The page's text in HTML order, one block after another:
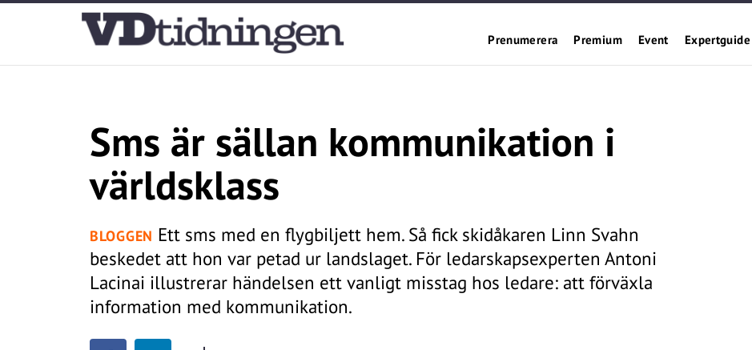
Prenumerera Premium Event Expertguide
Sms är sällan kommunikation i
världsklass
BLOGGEN Ett sms med en flygbiljett hem. Så fick skidåkaren Linn Svahn
beskedet att hon var petad ur landslaget. För ledarskapsexperten Antoni
Lacinai illustrerar händelsen ett vanligt misstag hos ledare: att förväxla
information med kommunikation.